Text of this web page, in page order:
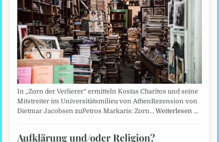
In „Zorn der Verlierer“ ermitteln Kostas Charitos und seine
Mitstreiter im Universitätsmilieu von AthenRezension von
Dietmar Jacobsen zuPetros Markaris: Zorn…Weiterlesen …
Aufklärung und/oder Religion?